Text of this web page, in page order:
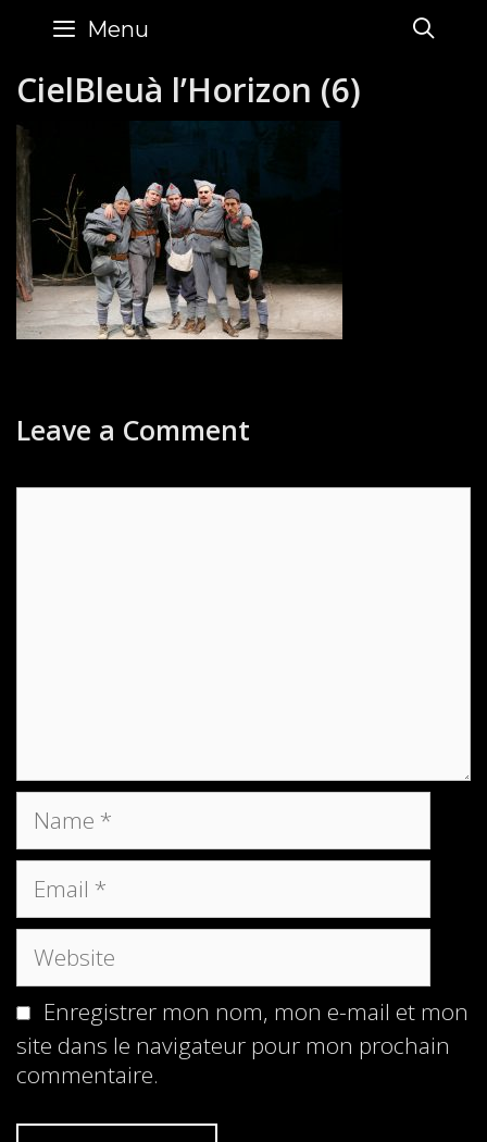
content
Menu
CielBleuà l’Horizon (6)
Leave a Comment
Enregistrer mon nom, mon e-mail et mon
site dans le navigateur pour mon prochain
commentaire.